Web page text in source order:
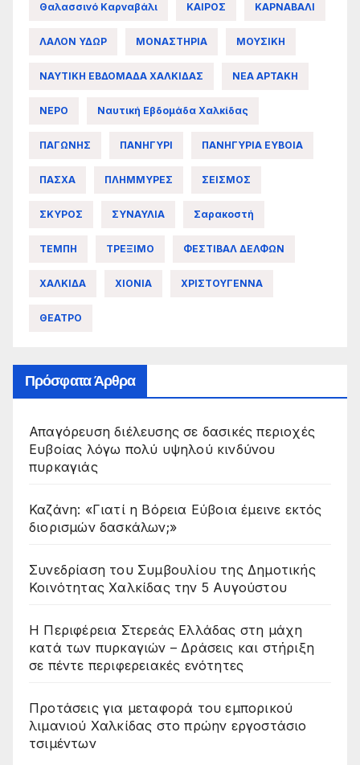
Θαλασσινό Καρναβάλι ΚΑΙΡΟΣ ΚΑΡΝΑΒΑΛΙ
ΛΑΛΟΝ ΥΔΩΡ ΜΟΝΑΣΤΗΡΙΑ ΜΟΥΣΙΚΗ
ΝΑΥΤΙΚΗ ΕΒΔΟΜΑΔΑ ΧΑΛΚΙΔΑΣ ΝΕΑ ΑΡΤΑΚΗ
ΝΕΡΟ Ναυτική Εβδομάδα Χαλκίδας
ΠΑΓΩΝΗΣ ΠΑΝΗΓΥΡΙ ΠΑΝΗΓΥΡΙΑ ΕΥΒΟΙΑ
ΠΑΣΧΑ ΠΛΗΜΜΥΡΕΣ ΣΕΙΣΜΟΣ
ΣΚΥΡΟΣ ΣΥΝΑΥΛΙΑ Σαρακοστή
ΤΕΜΠΗ ΤΡΕΞΙΜΟ ΦΕΣΤΙΒΑΛ ΔΕΛΦΩΝ
ΧΑΛΚΙΔΑ ΧΙΟΝΙΑ ΧΡΙΣΤΟΥΓΕΝΝΑ
ΘΕΑΤΡΟ
Πρόσφατα Άρθρα
Απαγόρευση διέλευσης σε δασικές περιοχές
Ευβοίας λόγω πολύ υψηλού κινδύνου
πυρκαγιάς
Καζάνη: «Γιατί η Βόρεια Εύβοια έμεινε εκτός
διορισμών δασκάλων;»
Συνεδρίαση του Συμβουλίου της Δημοτικής
Κοινότητας Χαλκίδας την 5 Αυγούστου
Η Περιφέρεια Στερεάς Ελλάδας στη μάχη
κατά των πυρκαγιών – Δράσεις και στήριξη
σε πέντε περιφερειακές ενότητες
Προτάσεις για μεταφορά του εμπορικού
λιμανιού Χαλκίδας στο πρώην εργοστάσιο
τσιμέντων